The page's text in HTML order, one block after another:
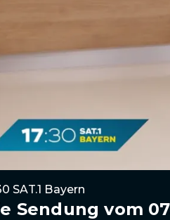
SAT.1 Bayern
Sendung vom